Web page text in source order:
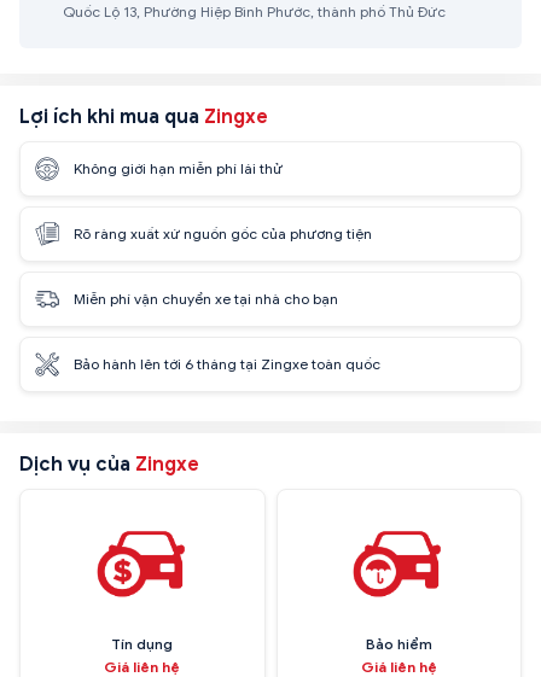
Quốc Lộ 13, Phường Hiệp Bình Phước, thành phố Thủ Đức
Lợi ích khi mua qua Zingxe
Không giới hạn miễn phí lái thử
Rõ ràng xuất xứ nguồn gốc của phương tiện
Miễn phí vận chuyển xe tại nhà cho bạn
Bảo hành lên tới 6 tháng tại Zingxe toàn quốc
Dịch vụ của Zingxe
Tín dụng
Giá liên hệ
Bảo hiểm
Giá liên hệ